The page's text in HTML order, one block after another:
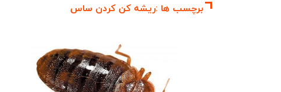
برچسب ها :ریشه کن کردن ساس